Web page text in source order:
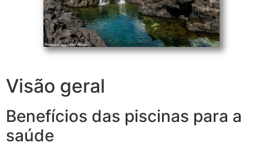
Visão geral
Benefícios das piscinas para a
saúde